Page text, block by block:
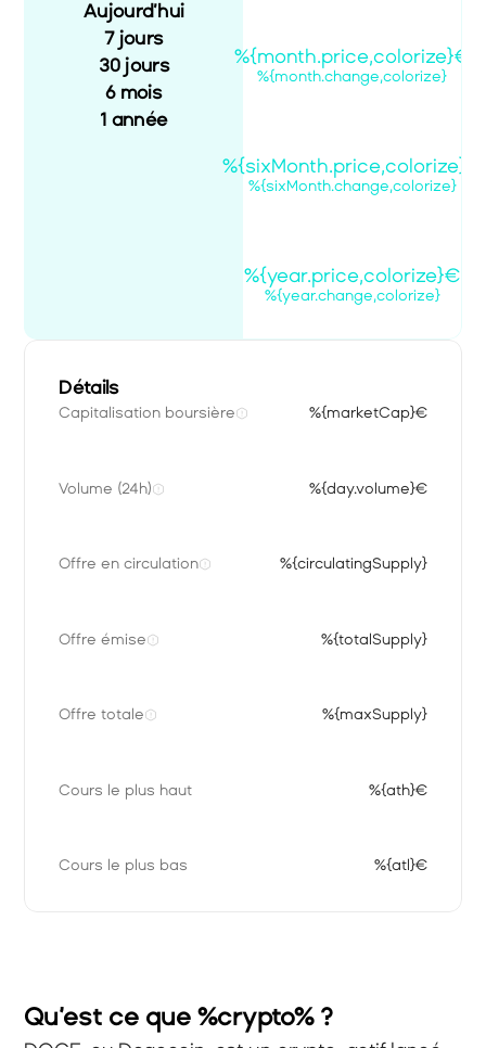
Aujourd’hui
7 jours
30 jours
6 mois
1 année
%{month.price,colorize}€
%{month.change,colorize}
%{sixMonth.price,colorize}€
%{sixMonth.change,colorize}
%{year.price,colorize}€
%{year.change,colorize}
Détails
Capitalisation boursière %{marketCap}€
Volume (24h) %{day.volume}€
Offre en circulation %{circulatingSupply}
Offre émise %{totalSupply}
Offre totale %{maxSupply}
Cours le plus haut %{ath}€
Cours le plus bas %{atl}€
Qu’est ce que %crypto% ?